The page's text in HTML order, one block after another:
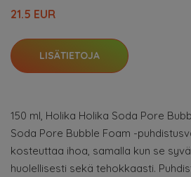
21.5 EUR
LISÄTIETOJA
150 ml, Holika Holika Soda Pore
Soda Pore Bubble Foam -
kosteuttaa ihoa, samalla kun se
huolellisesti sekä tehokkaasti.